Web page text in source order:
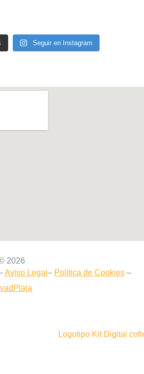
Seguir en Instagram
2026
Aviso Legal– Política de Cookies –